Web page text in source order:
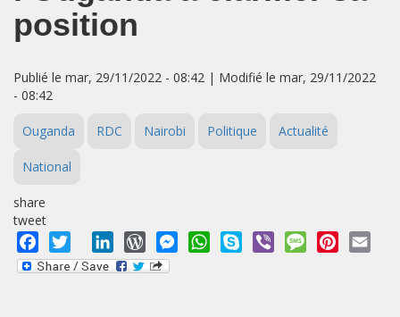
position
Publié le mar, 29/11/2022 - 08:42 | Modifié le mar, 29/11/2022
- 08:42
Ouganda RDC Nairobi Politique Actualité
National
share
tweet
Facebook
Twitter LinkedInWordPressMessengerWhatsApp
Skype Viber MessagePinterest